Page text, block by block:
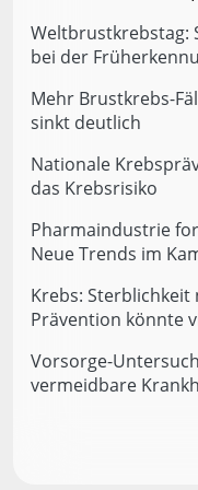
Weltbrustkrebstag:
bei der
Mehr Brustkrebs-
sinkt deutlich
Nationale
das Krebsrisiko
Pharmaindustrie
Neue Trends im
Krebs:
Prävention könnte
Vorsorge-
vermeidbare